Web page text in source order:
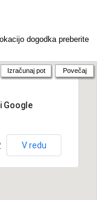
dogodka preberite
Google
V redu
Izračunaj pot Povečaj